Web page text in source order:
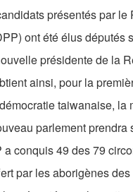
présentés par le
ont été élus députés
présidente de la
ainsi, pour la
taiwanaise, la
parlement prendra
a conquis 49 des 79
par les aborigènes